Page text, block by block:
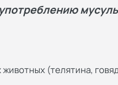
(телятина,